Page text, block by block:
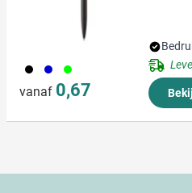
001 005 029
vanaf 0,67